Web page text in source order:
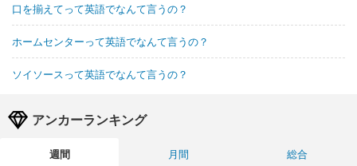
口を揃えてって英語でなんて言うの？
ホームセンターって英語でなんて言うの？
ソイソースって英語でなんて言うの？
アンカーランキング
週間 月間
総合